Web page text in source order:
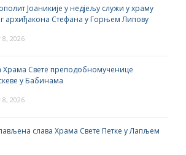
Јоаникије у недјељу служи у храму
архиђакона Стефана у Горњем Липову
8, 2026
Храма Свете преподобномученице
у Бабинама
8, 2026
слава Храма Свете Петке у Лапљем